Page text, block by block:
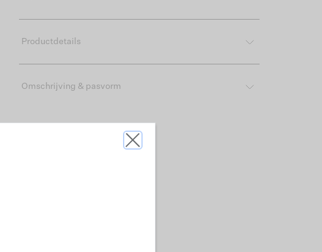
Productdetails
Omschrijving & pasvorm